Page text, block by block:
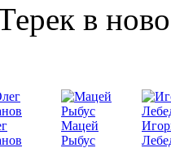
в
Мацей
Рыбус